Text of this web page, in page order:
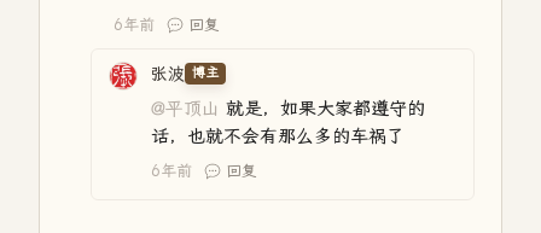
6年前 回复
张波 博主
@平顶山 就是，如果大家都遵守的
话，也就不会有那么多的车祸了
6年前 回复